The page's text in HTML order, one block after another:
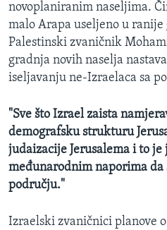
novoplaniranim naseljima.
malo Arapa useljeno u
Palestinski zvaničnik
gradnja novih naselja
iseljavanju ne-Izraelaca sa
"Sve što Izrael zaista
demografsku strukturu
judaizacije Jerusalema i to je
međunarodnim naporima da
području."
Izraelski zvaničnici planove